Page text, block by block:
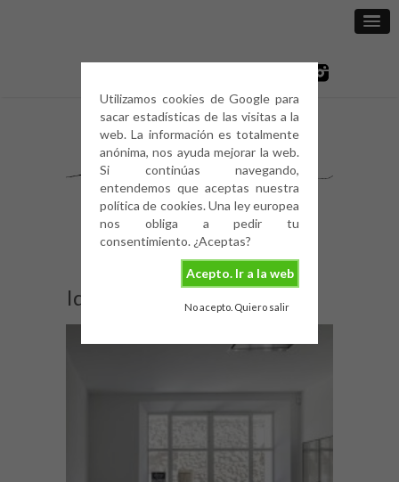
Utilizamos cookies de Google para
sacar estadísticas de las visitas a la
web. La información es totalmente
anónima, nos ayuda mejorar la web.
Si continúas navegando,
entendemos que aceptas nuestra
política de cookies. Una ley europea
nos obliga a pedir tu
consentimiento. ¿Aceptas?
Acepto. Ir a la web
No acepto. Quiero salir
Ideas en cemento